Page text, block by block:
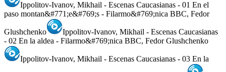
Ippolitov-Ivanov, Mikhail - Escenas Caucasianas - 01 En el
paso montan&#771;e&#769;s - Filarmo&#769;nica BBC, Fedor
Glushchenko
Ippolitov-Ivanov, Mikhail - Escenas Caucasianas
- 02 En la aldea - Filarmo&#769;nica BBC, Fedor Glushchenko
Ippolitov-Ivanov, Mikhail - Escenas Caucasianas - 03 En la